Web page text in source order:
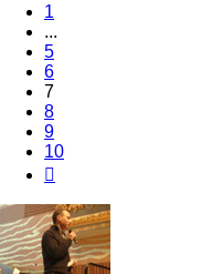
1
...
5
6
7
8
9
10